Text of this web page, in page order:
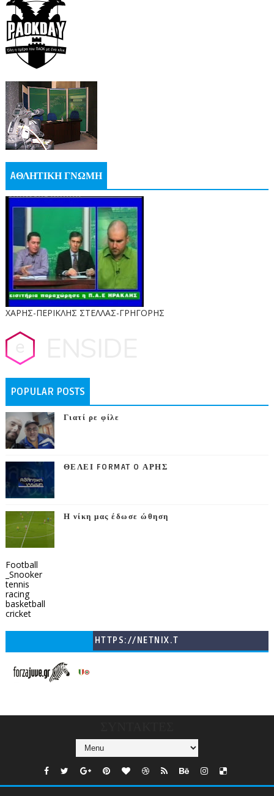
AΘΛΗΤΙΚΗ ΓΝΩΜΗ
ΧΑΡΗΣ-ΠΕΡΙΚΛΗΣ ΣΤΕΛΛΑΣ-ΓΡΗΓΟΡΗΣ
POPULAR POSTS
Γιατί ρε φίλε
ΘΕΛΕΙ FORMAT O ΑΡΗΣ
Η νίκη μας έδωσε ώθηση
Football
_Snooker
tennis
racing
basketball
cricket
HTTPS://NETNIX.T